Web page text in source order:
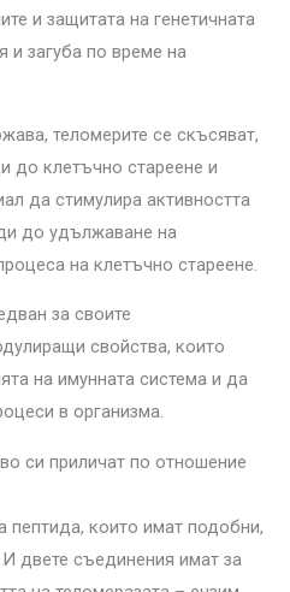
и защитата на генетичната
и загуба по време на
теломерите се скъсяват,
до клетъчно стареене и
да стимулира активността
до удължаване на
на клетъчно стареене.
за своите
свойства, които
на имунната система и да
в организма.
си приличат по отношение
пептида, които имат подобни,
двете съединения имат за